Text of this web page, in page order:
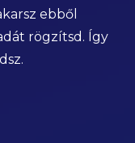
ebből
rögzítsd. Így